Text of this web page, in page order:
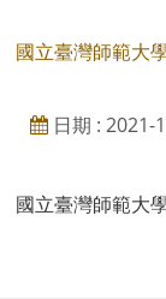
國立臺灣師範大
日期 : 2021-
國立臺灣師範大